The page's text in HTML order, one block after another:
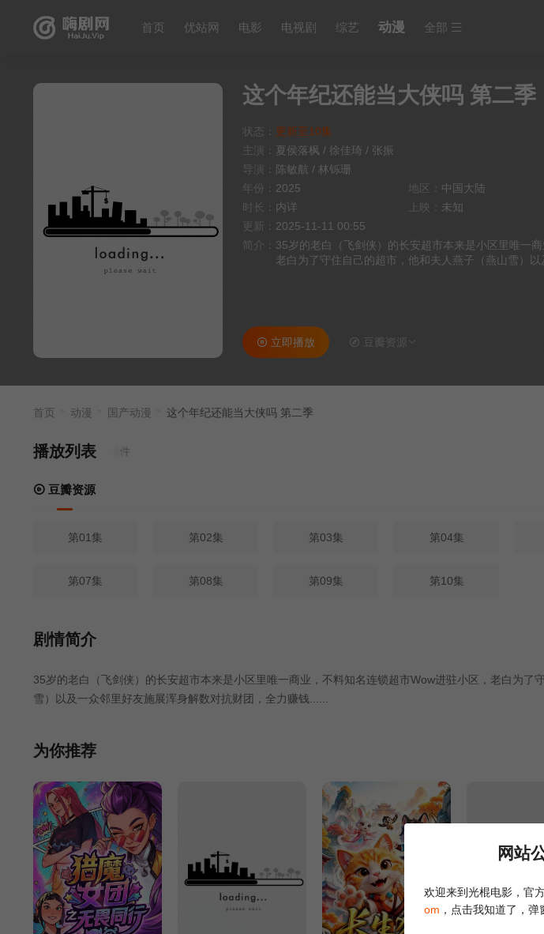
首页 优站网 电影 电视剧 综艺 动漫 全部
这个年纪还能当大侠吗 第二季
状态： 更新至10集
主演： 夏侯落枫 / 徐佳琦 / 张振
导演： 陈敏航 / 林铄珊
年份： 2025 地区： 中国大陆
时长： 内详 上映： 未知
更新： 2025-11-11 00:55
简介： 35岁的老白（飞剑侠）的长安超市本来是小区里唯一
老白为了守住自己的超市，他和夫人燕子（燕山雪）
立即播放 豆瓣资源
首页 动漫 国产动漫 这个年纪还能当大侠吗 第二季
播放列表
豆瓣资源
第01集 第02集 第03集 第04集
第07集 第08集 第09集 第10集
剧情简介
35岁的老白（飞剑侠）的长安超市本来是小区里唯一商业，不料知名连锁超市Wow进驻小区，老白为了
雪）以及一众邻里好友施展浑身解数对抗财团，全力赚钱......
为你推荐
网站
欢迎来到光棍电影，官
om ，点击我知道了，弹